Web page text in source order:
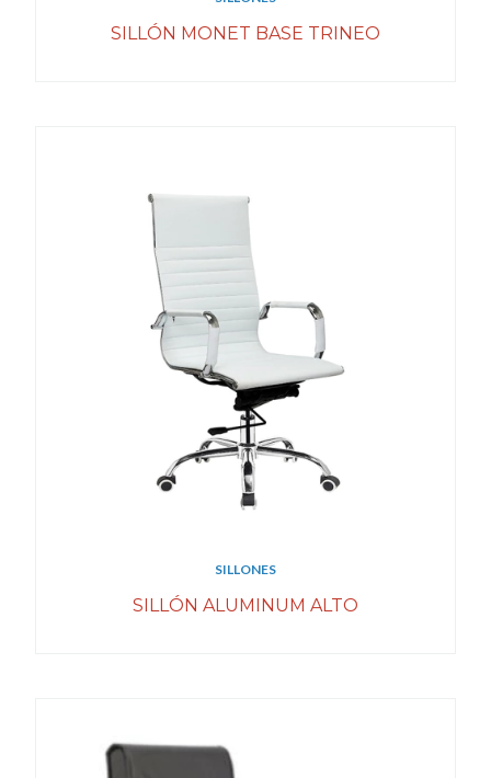
SILLÓN MONET BASE TRINEO
SILLONES
SILLÓN ALUMINUM ALTO